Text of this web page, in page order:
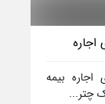
بیمه
چتر...